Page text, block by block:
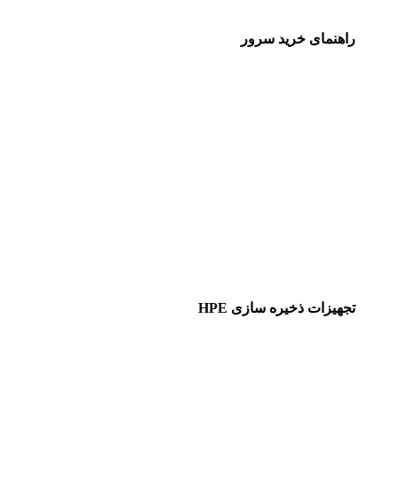
راهنمای خرید سرور
تجهیزات ذخیره سازی HPE